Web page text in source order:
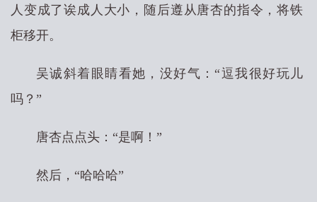
人变成了诶成人大小，随后遵从唐杏的指令，将铁
柜移开。
吴诚斜着眼睛看她，没好气：“逗我很好玩儿
吗？”
唐杏点点头：“是啊！”
然后，“哈哈哈”